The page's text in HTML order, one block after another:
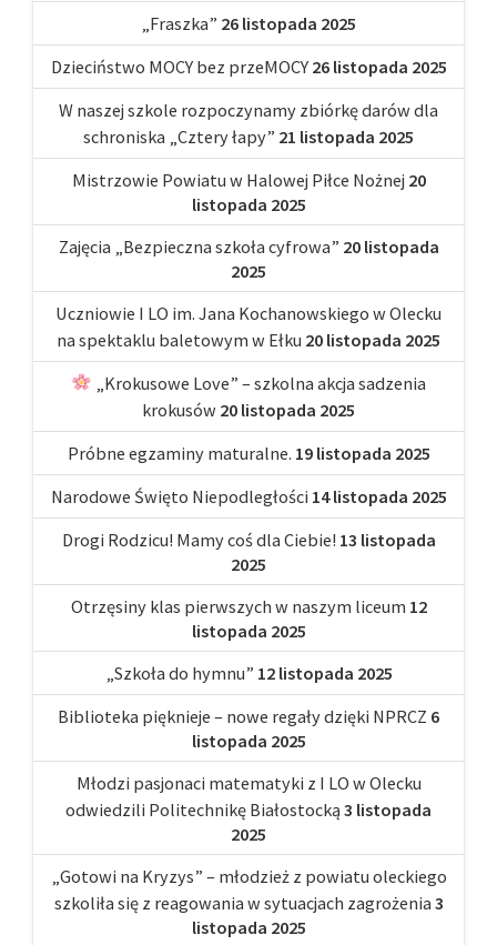
„Fraszka” 26 listopada 2025
Dzieciństwo MOCY bez przeMOCY 26 listopada 2025
W naszej szkole rozpoczynamy zbiórkę darów dla
schroniska „Cztery łapy” 21 listopada 2025
Mistrzowie Powiatu w Halowej Piłce Nożnej 20
listopada 2025
Zajęcia „Bezpieczna szkoła cyfrowa” 20 listopada
2025
Uczniowie I LO im. Jana Kochanowskiego w Olecku
na spektaklu baletowym w Ełku 20 listopada 2025
„Krokusowe Love” – szkolna akcja sadzenia
krokusów 20 listopada 2025
Próbne egzaminy maturalne. 19 listopada 2025
Narodowe Święto Niepodległości 14 listopada 2025
Drogi Rodzicu! Mamy coś dla Ciebie! 13 listopada
2025
Otrzęsiny klas pierwszych w naszym liceum 12
listopada 2025
„Szkoła do hymnu” 12 listopada 2025
Biblioteka pięknieje – nowe regały dzięki NPRCZ 6
listopada 2025
Młodzi pasjonaci matematyki z I LO w Olecku
odwiedzili Politechnikę Białostocką 3 listopada
2025
„Gotowi na Kryzys” – młodzież z powiatu oleckiego
szkoliła się z reagowania w sytuacjach zagrożenia 3
listopada 2025